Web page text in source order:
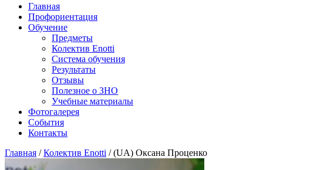
Главная
Профориентация
Обучение
Предметы
Колектив Enotti
Система обучения
Результаты
Отзывы
Полезное о ЗНО
Учебные материалы
Фотогалерея
События
Контакты
Главная /Колектив Enotti /(UA) Оксана Проценко